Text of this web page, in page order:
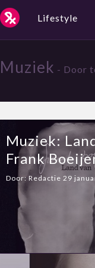
Lifestyle
Muziek - Door
Muziek:
Frank
Door:Redactie 29